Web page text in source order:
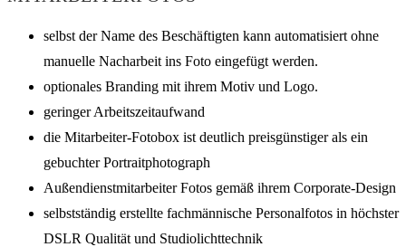
selbst der Name des Beschäftigten kann automatisiert ohne
manuelle Nacharbeit ins Foto eingefügt werden.
optionales Branding mit ihrem Motiv und Logo.
geringer Arbeitszeitaufwand
die Mitarbeiter-Fotobox ist deutlich preisgünstiger als ein
gebuchter Portraitphotograph
Außendienstmitarbeiter Fotos gemäß ihrem Corporate-Design
selbstständig erstellte fachmännische Personalfotos in höchster
DSLR Qualität und Studiolichttechnik